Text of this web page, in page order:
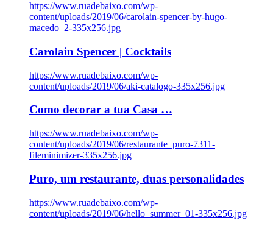
https://www.ruadebaixo.com/wp-
content/uploads/2019/06/carolain-spencer-by-hugo-
macedo_2-335x256.jpg
Carolain Spencer | Cocktails
https://www.ruadebaixo.com/wp-
content/uploads/2019/06/aki-catalogo-335x256.jpg
Como decorar a tua Casa …
https://www.ruadebaixo.com/wp-
content/uploads/2019/06/restaurante_puro-7311-
fileminimizer-335x256.jpg
Puro, um restaurante, duas personalidades
https://www.ruadebaixo.com/wp-
content/uploads/2019/06/hello_summer_01-335x256.jpg